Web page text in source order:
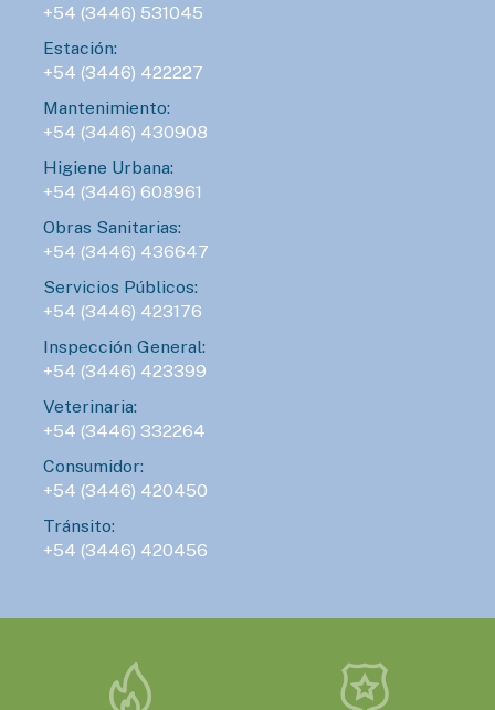
+54 (3446) 531045
Estación:
+54 (3446) 422227
Mantenimiento:
+54 (3446) 430908
Higiene Urbana:
+54 (3446) 608961
Obras Sanitarias:
+54 (3446) 436647
Servicios Públicos:
+54 (3446) 423176
Inspección General:
+54 (3446) 423399
Veterinaria:
+54 (3446) 332264
Consumidor:
+54 (3446) 420450
Tránsito:
+54 (3446) 420456